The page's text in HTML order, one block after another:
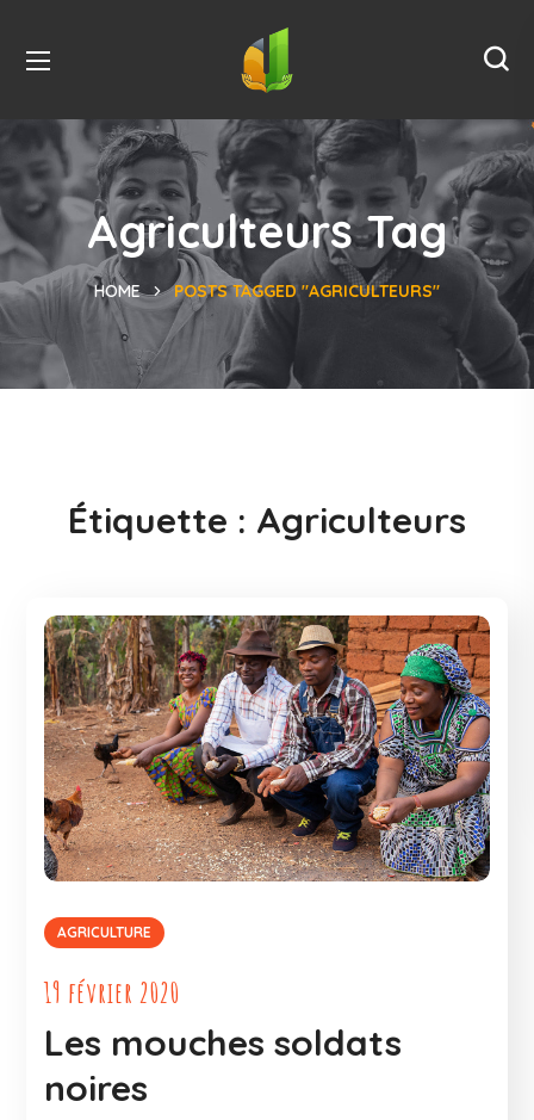
Agriculteurs Tag
HOME POSTS TAGGED "AGRICULTEURS"
Étiquette : Agriculteurs
AGRICULTURE
19 février 2020
Les mouches soldats
noires